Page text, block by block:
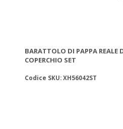
BARATTOLO DI PAPPA REALE
COPERCHIO SET
Codice SKU: XH56042ST